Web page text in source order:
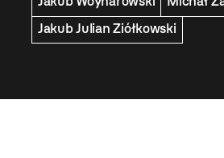
Jakub Julian Ziółkowski